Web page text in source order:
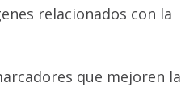
relacionados con la
que mejoren la